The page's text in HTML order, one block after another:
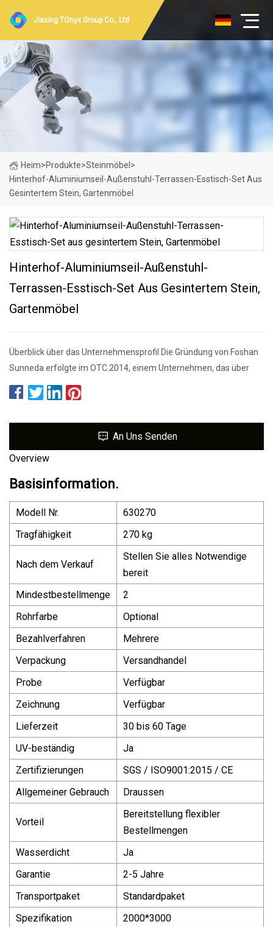
Jiaxing TOnyx Group Co., Ltd
Heim>Produkte>Steinmöbel >
Hinterhof-Aluminiumseil-Außenstuhl-Terrassen-Esstisch-Set Aus
Gesintertem Stein, Gartenmöbel
Hinterhof-Aluminiumseil-Außenstuhl-
Terrassen-Esstisch-Set Aus Gesintertem Stein,
Gartenmöbel
Überblick über das Unternehmensprofil Die Gründung von Foshan
Sunneda erfolgte im OTC.2014, einem Unternehmen, das über
An Uns Senden
Overview
Basisinformation.
Modell Nr.
630270
Tragfähigkeit
270 kg
Nach dem Verkauf
Stellen Sie alles Notwendige
bereit
Mindestbestellmenge
2
Rohrfarbe
Optional
Bezahlverfahren
Mehrere
Verpackung
Versandhandel
Probe
Verfügbar
Zeichnung
Verfügbar
Lieferzeit
30 bis 60 Tage
UV-beständig
Ja
Zertifizierungen
SGS / ISO9001:2015 / CE
Allgemeiner Gebrauch
Draussen
Vorteil
Bereitstellung flexibler
Bestellmengen
Wasserdicht
Ja
Garantie
2-5 Jahre
Transportpaket
Standardpaket
Spezifikation
2000*3000